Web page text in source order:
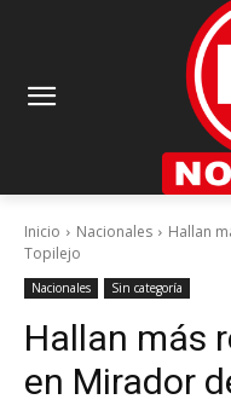
Inicio Nacionales
Hallan
Topilejo
Nacionales Sin categoría
Hallan más
en Mirador